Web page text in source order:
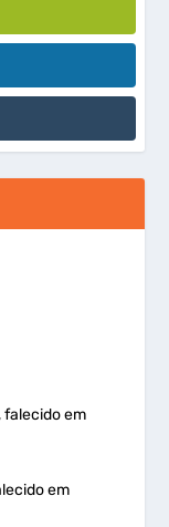
falecido em
em